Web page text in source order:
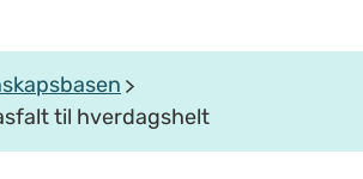
til hverdagshelt